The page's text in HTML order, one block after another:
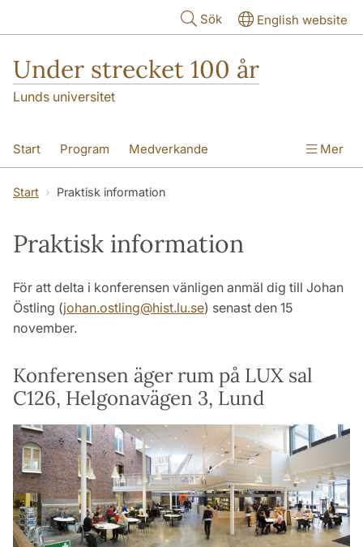
Sök English website
Under strecket 100 år
Lunds universitet
Start Program Medverkande
Praktisk information
Mer
Start Praktisk information
Praktisk information
För att delta i konferensen vänligen anmäl dig till Johan
Östling (johan.ostling@hist.lu.se) senast den 15
november.
Konferensen äger rum på LUX sal
C126, Helgonavägen 3, Lund